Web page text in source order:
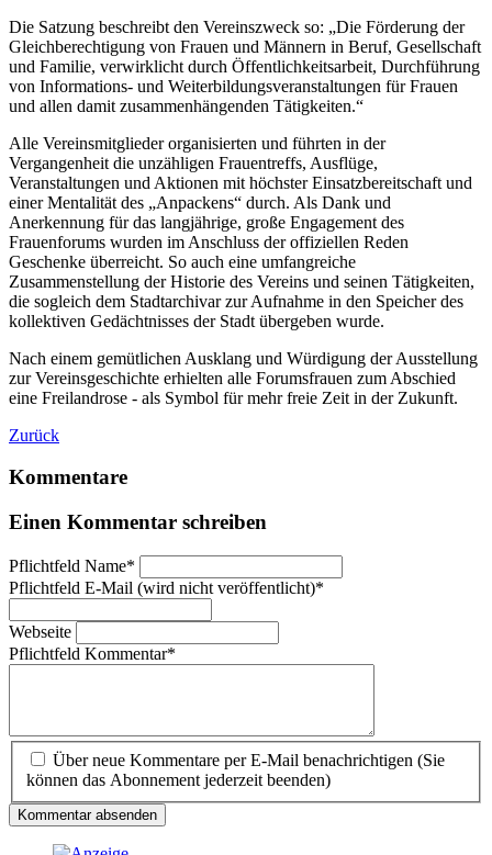
Die Satzung beschreibt den Vereinszweck so: „Die Förderung der
Gleichberechtigung von Frauen und Männern in Beruf, Gesellschaft
und Familie, verwirklicht durch Öffentlichkeitsarbeit, Durchführung
von Informations- und Weiterbildungsveranstaltungen für Frauen
und allen damit zusammenhängenden Tätigkeiten.“
Alle Vereinsmitglieder organisierten und führten in der
Vergangenheit die unzähligen Frauentreffs, Ausflüge,
Veranstaltungen und Aktionen mit höchster Einsatzbereitschaft und
einer Mentalität des „Anpackens“ durch. Als Dank und
Anerkennung für das langjährige, große Engagement des
Frauenforums wurden im Anschluss der offiziellen Reden
Geschenke überreicht. So auch eine umfangreiche
Zusammenstellung der Historie des Vereins und seinen Tätigkeiten,
die sogleich dem Stadtarchivar zur Aufnahme in den Speicher des
kollektiven Gedächtnisses der Stadt übergeben wurde.
Nach einem gemütlichen Ausklang und Würdigung der Ausstellung
zur Vereinsgeschichte erhielten alle Forumsfrauen zum Abschied
eine Freilandrose - als Symbol für mehr freie Zeit in der Zukunft.
Zurück
Kommentare
Einen Kommentar schreiben
Pflichtfeld Name*
Pflichtfeld E-Mail (wird nicht veröffentlicht)*
Webseite
Pflichtfeld Kommentar*
Über neue Kommentare per E-Mail benachrichtigen (Sie
können das Abonnement jederzeit beenden)
Kommentar absenden